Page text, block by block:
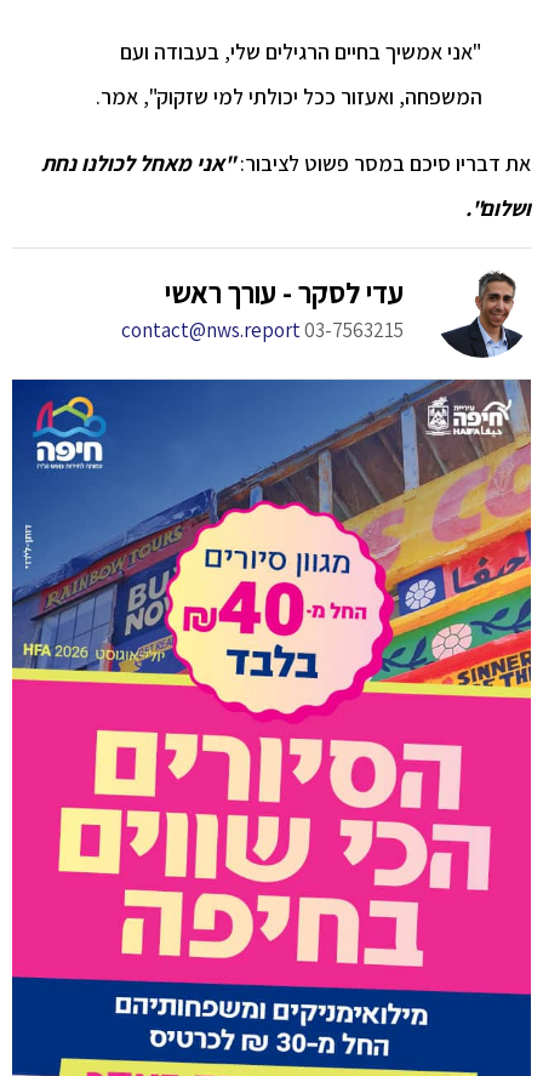
"אני אמשיך בחיים הרגילים שלי, בעבודה ועם
המשפחה, ואעזור ככל יכולתי למי שזקוק", אמר.
את דבריו סיכם במסר פשוט לציבור:"אני מאחל לכולנו נחת
ושלום".
עדי לסקר - עורך ראשי
03-7563215
contact@nws.report